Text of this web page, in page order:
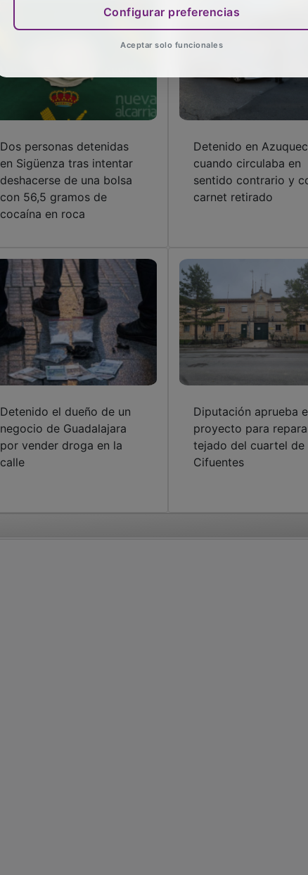
Dos personas detenidas
en Sigüenza tras intentar
deshacerse de una bolsa
con 56,5 gramos de
cocaína en roca
Detenido en
cuando circulaba en
sentido contrario y
carnet retirado
Detenido el dueño de un
negocio de Guadalajara
por vender droga en la
calle
Diputación aprueba
proyecto para
tejado del cuartel de
Cifuentes
Configurar preferencias
Aceptar solo funcionales